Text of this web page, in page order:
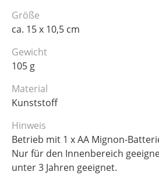
Größe
ca. 15 x 10,5 cm
Gewicht
105 g
Material
Kunststoff
Hinweis
Betrieb mit 1 x AA Mignon-
Nur für den Innenbereich
unter 3 Jahren geeignet.